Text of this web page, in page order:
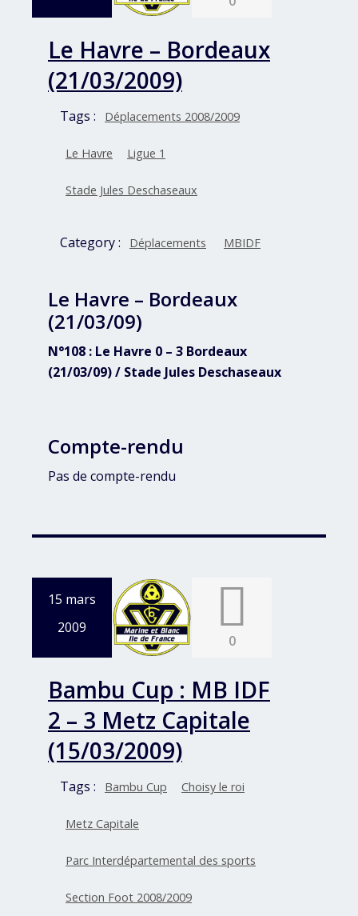
Le Havre – Bordeaux
(21/03/2009)
Tags : Déplacements 2008/2009
Le Havre Ligue 1
Stade Jules Deschaseaux
Category : Déplacements MBIDF
Le Havre – Bordeaux
(21/03/09)
N°108 : Le Havre 0 – 3 Bordeaux
(21/03/09) / Stade Jules Deschaseaux
Compte-rendu
Pas de compte-rendu
15 mars
2009
0
Bambu Cup : MB IDF
2 – 3 Metz Capitale
(15/03/2009)
Tags : Bambu Cup Choisy le roi
Metz Capitale
Parc Interdépartemental des sports
Section Foot 2008/2009